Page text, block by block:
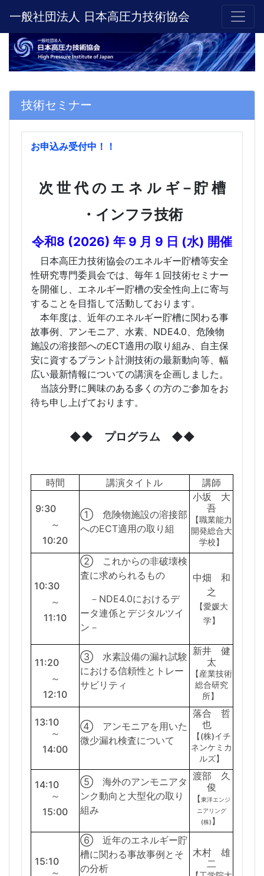
一般社団法人 日本高圧力技術協会
技術セミナー
お申込み受付中！！
次 世 代 の エ ネ ル ギ－貯 槽
・インフラ技術
令和8 (2026) 年 9 月 9 日 (水) 開催
日本高圧力技術協会のエネルギー貯槽等安全
性研究専門委員会では、毎年１回技術セミナー
を開催し、エネルギー貯槽の安全性向上に寄与
することを目指して活動しております。
本年度は、近年のエネルギー貯槽に関わる事
故事例、アンモニア、水素、NDE4.0、危険物
施設の溶接部へのECT適用の取り組み、自主保
安に資するプラント計測技術の最新動向等、幅
広い最新情報についての講演を企画しました。
当該分野に興味のある多くの方のご参加をお
待ち申し上げております。
◆◆ プログラム ◆◆
時間 講演タイトル 講師
9:30
～
10:20
① 危険物施設の溶接部
へのECT適用の取り組
小坂 大
吾
【職業能力
開発総合大
学校】
10:30
～
11:10
② これからの非破壊検
査に求められるもの
－NDE4.0におけるデ
ータ連係とデジタルツイ
ン－
中畑 和
之
【愛媛大
学】
11:20
～
12:10
③ 水素設備の漏れ試験
における信頼性とトレー
サビリティ
新井 健
太
【産業技術
総合研究
所】
13:10
～
14:00
④ アンモニアを用いた
微少漏れ検査について
落合 哲
也
【(株)イチ
ネンケミカ
ルズ】
14:10
～
15:00
⑤ 海外のアンモニアタ
ンク動向と大型化の取り
組み
渡部 久
俊
【東洋エンジ
ニアリング
(株) 】
15:10
～
⑥ 近年のエネルギー貯
槽に関わる事故事例とそ
の分析
木村 雄
二